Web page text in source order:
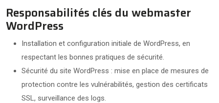
Responsabilités clés du webmaster
WordPress
Installation et configuration initiale de WordPress, en
respectant les bonnes pratiques de sécurité.
Sécurité du site WordPress : mise en place de mesures de
protection contre les vulnérabilités, gestion des certificats
SSL, surveillance des logs.